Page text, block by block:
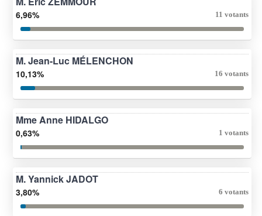
6,96% 11 votants
M. Jean-Luc MÉLENCHON
10,13% 16 votants
Mme Anne HIDALGO
0,63% 1 votants
M. Yannick JADOT
3,80% 6 votants